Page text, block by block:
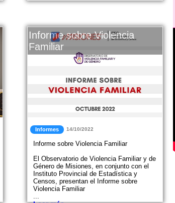
Informe sobre Violencia
Familiar
Informes 14/10/2022
Informe sobre Violencia Familiar
El Observatorio de Violencia Familiar y de
Género de Misiones, en conjunto con el
Instituto Provincial de Estadística y
Censos, presentan el Informe sobre
Violencia Familiar
...